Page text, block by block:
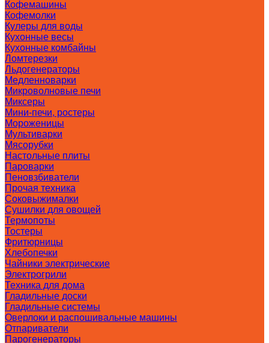
Кофемашины
Кофемолки
Кулеры для воды
Кухонные весы
Кухонные комбайны
Ломтерезки
Льдогенераторы
Медленноварки
Микроволновые печи
Миксеры
Мини-печи, ростеры
Мороженицы
Мультиварки
Мясорубки
Настольные плиты
Пароварки
Пеновзбиватели
Прочая техника
Соковыжималки
Сушилки для овощей
Термопоты
Тостеры
Фритюрницы
Хлебопечки
Чайники электрические
Электрогрили
Техника для дома
Гладильные доски
Гладильные системы
Оверлоки и распошивальные машины
Отпариватели
Парогенераторы